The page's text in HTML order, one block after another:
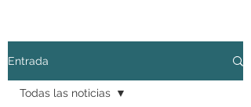
Entrada
Todas las noticias